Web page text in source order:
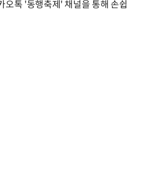
오톡 '동행축제' 채널을 통해 손쉽